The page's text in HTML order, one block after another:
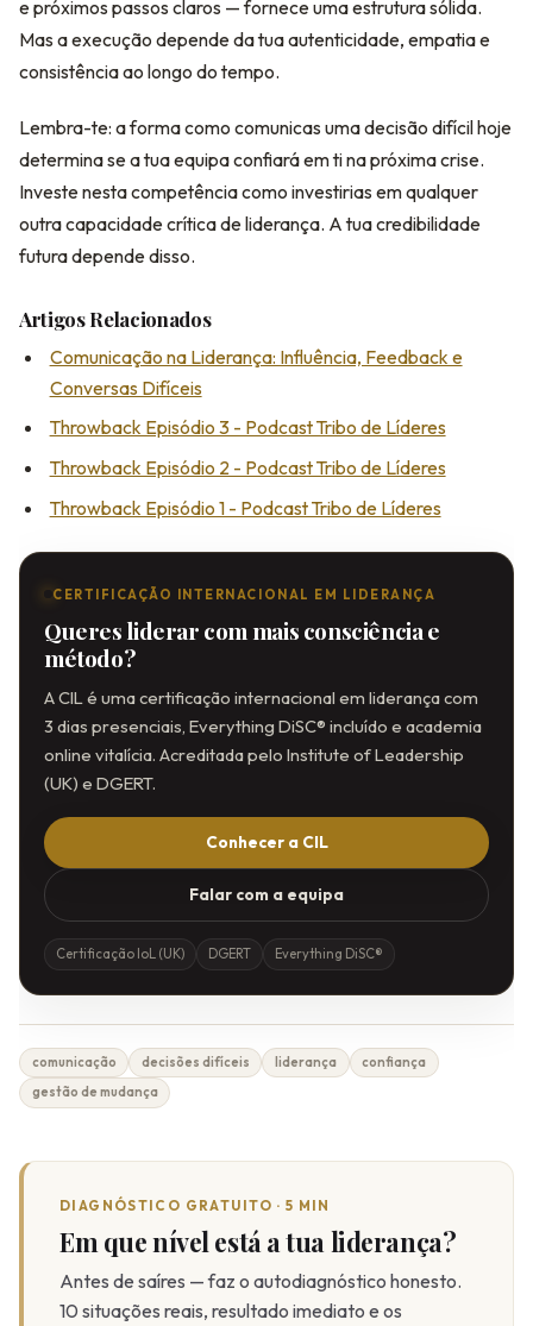
e próximos passos claros — fornece uma estrutura sólida.
Mas a execução depende da tua autenticidade, empatia e
consistência ao longo do tempo.
Lembra-te: a forma como comunicas uma decisão difícil hoje
determina se a tua equipa confiará em ti na próxima crise.
Investe nesta competência como investirias em qualquer
outra capacidade crítica de liderança. A tua credibilidade
futura depende disso.
Artigos Relacionados
Comunicação na Liderança: Influência, Feedback e
Conversas Difíceis
Throwback Episódio 3 - Podcast Tribo de Líderes
Throwback Episódio 2 - Podcast Tribo de Líderes
Throwback Episódio 1 - Podcast Tribo de Líderes
CERTIFICAÇÃO INTERNACIONAL EM LIDERANÇA
Queres liderar com mais consciência e
método?
A CIL é uma certificação internacional em liderança com
3 dias presenciais, Everything DiSC® incluído e academia
online vitalícia. Acreditada pelo Institute of Leadership
(UK) e DGERT.
Conhecer a CIL
Falar com a equipa
Certificação IoL (UK) DGERT Everything DiSC®
comunicação decisões difíceis liderança
confiança
gestão de mudança
DIAGNÓSTICO GRATUITO · 5 MIN
Em que nível está a tua liderança?
Antes de saíres — faz o autodiagnóstico honesto.
10 situações reais, resultado imediato e os